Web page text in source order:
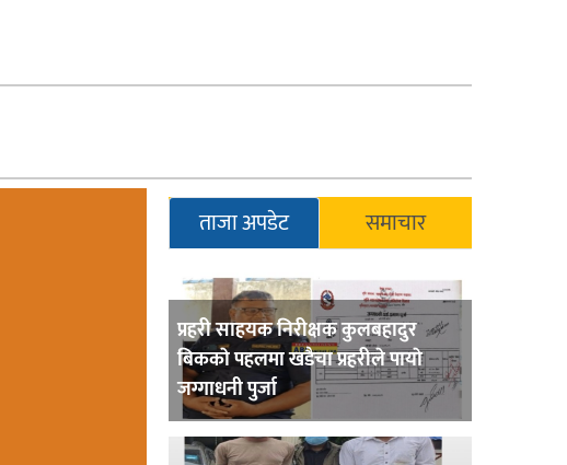
ताजा अपडेट समाचार
प्रहरी साहयक निरीक्षक कुलबहादुर
बिककाे पहलमा खडैचा प्रहरीले पायाे
जग्गाधनी पुर्जा